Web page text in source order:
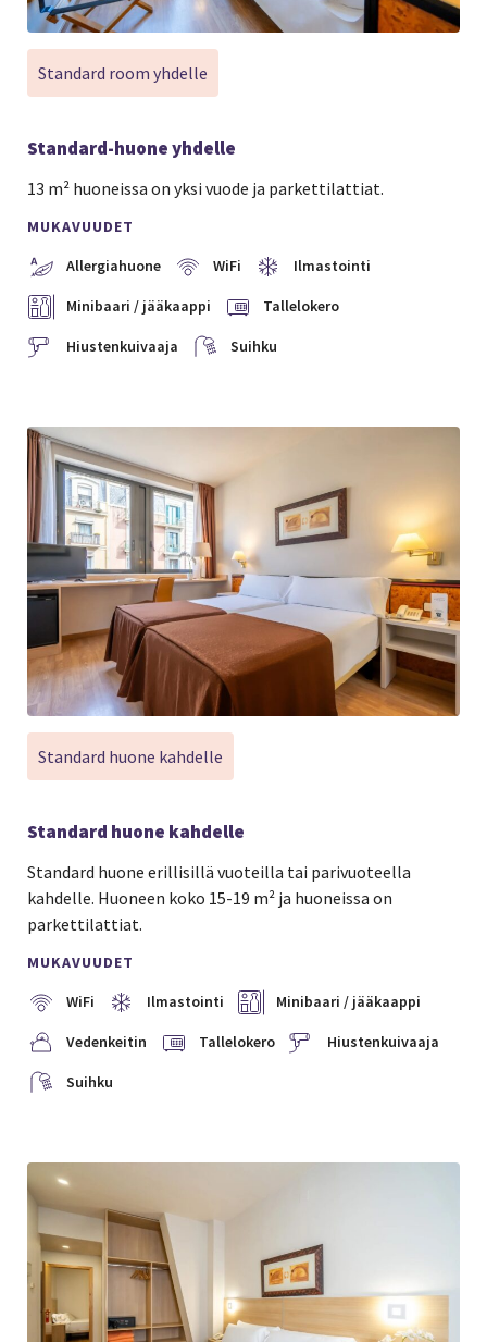
Standard room yhdelle
Standard-huone yhdelle
13 m² huoneissa on yksi vuode ja parkettilattiat.
MUKAVUUDET
Allergiahuone
WiFi Ilmastointi
Minibaari / jääkaappi Tallelokero
Hiustenkuivaaja Suihku
Standard huone kahdelle
Standard huone kahdelle
Standard huone erillisillä vuoteilla tai parivuoteella
kahdelle. Huoneen koko 15-19 m² ja huoneissa on
parkettilattiat.
MUKAVUUDET
WiFi
Ilmastointi Minibaari / jääkaappi
Vedenkeitin Tallelokero Hiustenkuivaaja
Suihku